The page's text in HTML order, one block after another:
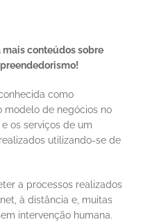
mais conteúdos sobre
como
modelo de negócios no
os serviços de um
utilizando-se de
a processos realizados
à distância e, muitas
intervenção humana.